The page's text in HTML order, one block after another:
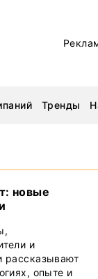
Тренды
ДП
новые
и
рассказывают
опыте и